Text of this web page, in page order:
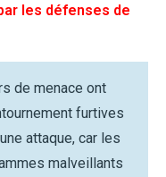
les défenses de
de menace ont
furtives
attaque, car les
malveillants